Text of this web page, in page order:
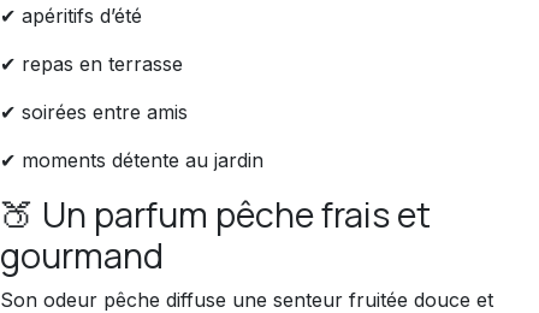
✔ apéritifs d’été
✔ repas en terrasse
✔ soirées entre amis
✔ moments détente au jardin
🍑 Un parfum pêche frais et
gourmand
Son odeur pêche diffuse une senteur fruitée douce et